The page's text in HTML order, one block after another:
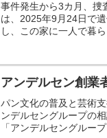
事件発生から3カ月、捜
は、2025年9月24日で
し、この家に一人で暮
アンデルセン創業
パン文化の普及と芸術
ンデルセングループの
「アンデルセングルー